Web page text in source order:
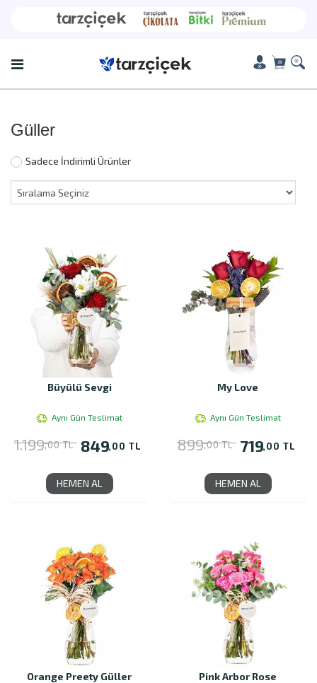
Güller
Sadece İndirimli Ürünler
Büyülü Sevgi
Aynı Gün Teslimat
1.199,00 TL 849,00 TL
HEMEN AL
My Love
Aynı Gün Teslimat
899,00 TL 719,00 TL
HEMEN AL
Orange Preety Güller Pink Arbor Rose